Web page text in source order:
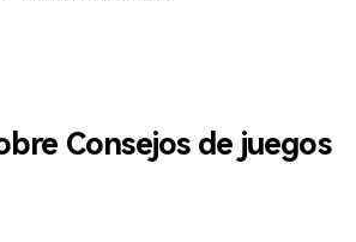
Consejos de juegos